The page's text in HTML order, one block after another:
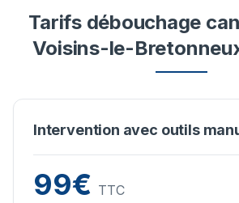
Tarifs débouchage
Voisins-le-
Intervention avec outils
99€ TTC